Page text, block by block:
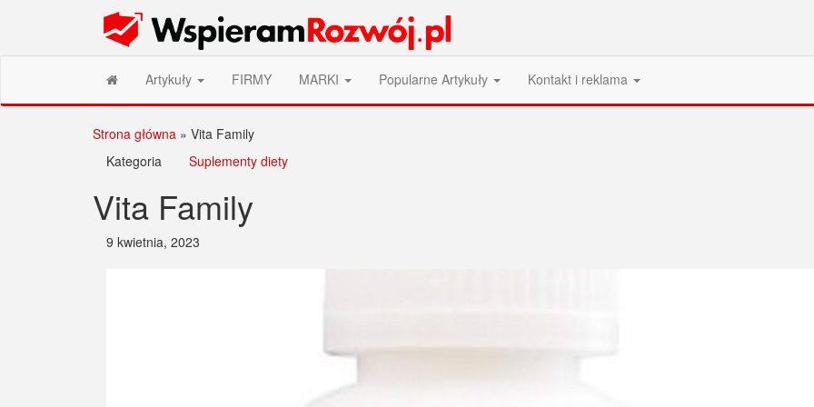
Wspieram Rozwój PL
Artykuły FIRMY MARKI Popularne Artykuły Kontakt i reklama
Strona główna » Vita Family
Kategoria
Suplementy diety
Vita Family
9 kwietnia, 2023